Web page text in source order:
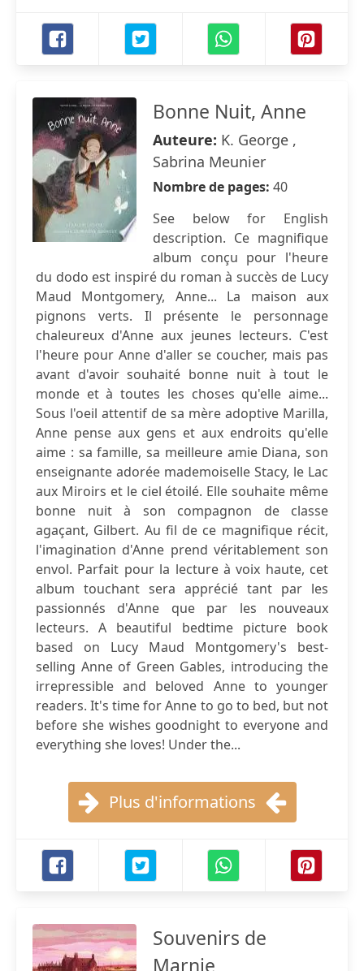
Bonne Nuit, Anne
Auteure: K. George ,
Sabrina Meunier
Nombre de pages: 40
See below for English
description. Ce magnifique
album conçu pour l'heure
du dodo est inspiré du roman à succès de Lucy
Maud Montgomery, Anne... La maison aux
pignons verts. Il présente le personnage
chaleureux d'Anne aux jeunes lecteurs. C'est
l'heure pour Anne d'aller se coucher, mais pas
avant d'avoir souhaité bonne nuit à tout le
monde et à toutes les choses qu'elle aime...
Sous l'oeil attentif de sa mère adoptive Marilla,
Anne pense aux gens et aux endroits qu'elle
aime : sa famille, sa meilleure amie Diana, son
enseignante adorée mademoiselle Stacy, le Lac
aux Miroirs et le ciel étoilé. Elle souhaite même
bonne nuit à son compagnon de classe
agaçant, Gilbert. Au fil de ce magnifique récit,
l'imagination d'Anne prend véritablement son
envol. Parfait pour la lecture à voix haute, cet
album touchant sera apprécié tant par les
passionnés d'Anne que par les nouveaux
lecteurs. A beautiful bedtime picture book
based on Lucy Maud Montgomery's best-
selling Anne of Green Gables, introducing the
irrepressible and beloved Anne to younger
readers. It's time for Anne to go to bed, but not
before she wishes goodnight to everyone and
everything she loves! Under the...
Plus d'informations
Souvenirs de
Marnie